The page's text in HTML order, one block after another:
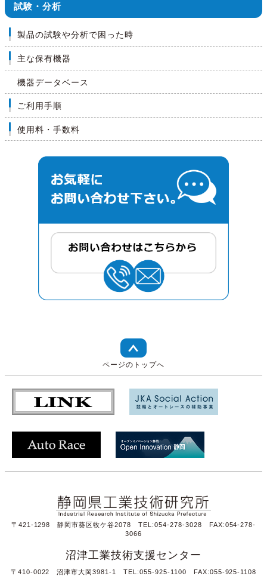
試験・分析
製品の試験や分析で困った時
主な保有機器
機器データベース
ご利用手順
使用料・手数料
ページのトップへ
〒421-1298 静岡市葵区牧ケ谷2078 TEL:054-278-3028 FAX:054-278-
3066
沼津工業技術支援センター
〒410-0022 沼津市大岡3981-1 TEL:055-925-1100 FAX:055-925-1108